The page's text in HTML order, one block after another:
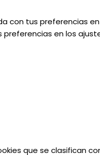
con tus preferencias
en los
que se clasifican